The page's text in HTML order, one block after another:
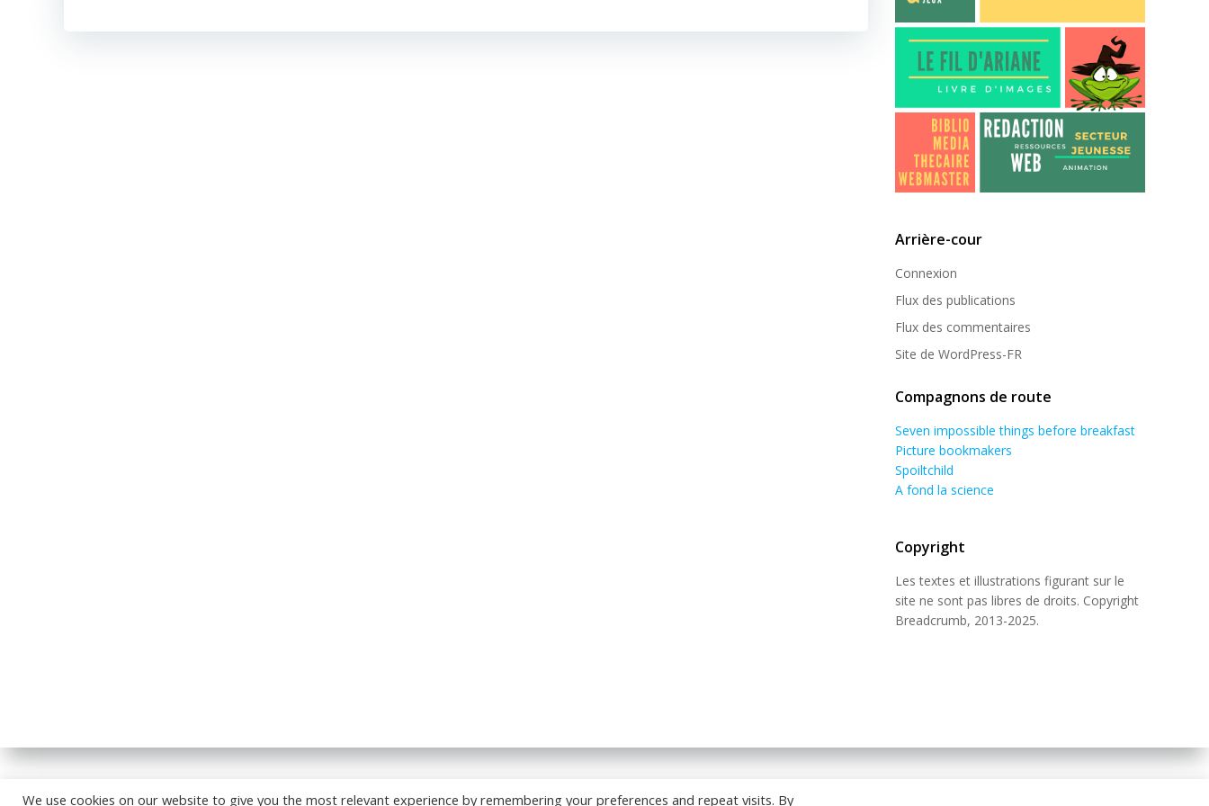
Arrière-cour
Connexion
Flux des publications
Flux des commentaires
Site de WordPress-FR
Compagnons de route
Seven impossible things before breakfast
Picture bookmakers
Spoiltchild
A fond la science
Copyright
Les textes et illustrations figurant sur le
site ne sont pas libres de droits. Copyright
Breadcrumb, 2013-2025.
© 2026 BREADCRUMB.FR. Construit avec WordPress etColibriWP Theme
We use cookies on our website to give you the most relevant experience by remembering your preferences and repeat visits. By